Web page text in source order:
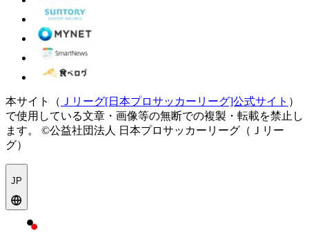
本サイト（ Ｊリーグ[日本プロサッカーリーグ]公式サイト ）
で使用している文章・画像等の無断での複製・転載を禁止し
ます。
©公益社団法人 日本プロサッカーリーグ（Ｊリー
グ）
JP